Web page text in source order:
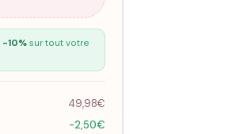
-10%sur tout votre
49,98€
-2,50€